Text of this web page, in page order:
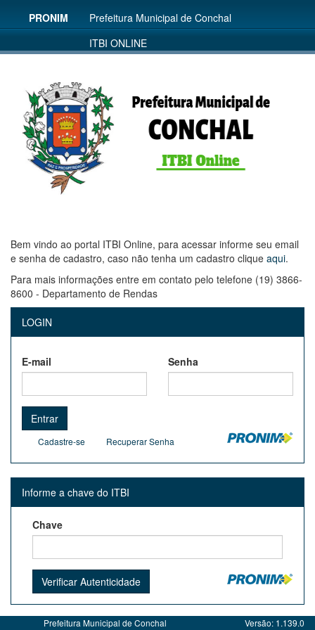
PRONIM
Prefeitura Municipal de Conchal
ITBI ONLINE
Bem vindo ao portal ITBI Online, para acessar informe seu email
e senha de cadastro, caso não tenha um cadastro clique aqui.
Para mais informações entre em contato pelo telefone (19) 3866-
8600 - Departamento de Rendas
LOGIN
E-mail Senha
Entrar
Cadastre-se Recuperar Senha
Informe a chave do ITBI
Chave
Prefeitura Municipal de Conchal Versão: 1.139.0